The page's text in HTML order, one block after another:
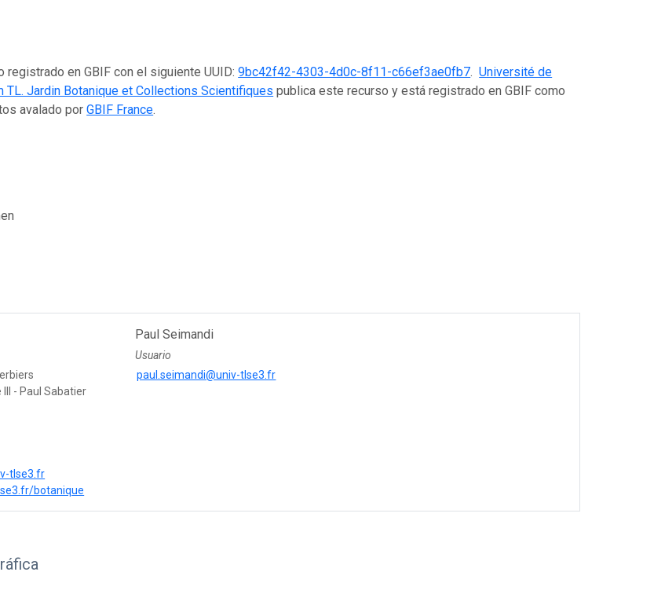
registrado en GBIF con el siguiente UUID:9bc42f42-4303-4d0c-8f11-c66ef3ae0fb7.Université de
TL. Jardin Botanique et Collections Scientifiques publica este recurso y está registrado en GBIF como
avalado porGBIF France.
- Paul Sabatier
tlse3.fr
botanique
Paul Seimandi
Usuario
paul.seimandi@univ-tlse3.fr